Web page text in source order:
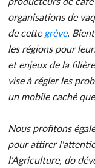
organisations de
de cette grève.
les régions pour
et enjeux de la
vise à régler les
un mobile caché
Nous profitons
pour attirer
l'Agriculture, do